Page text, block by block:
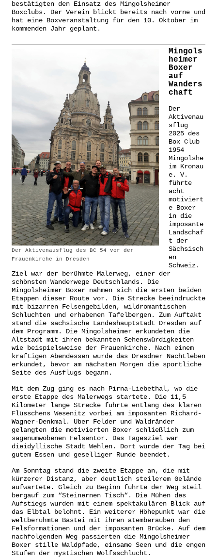
bestätigten den Einsatz des Mingolsheimer
Boxclubs. Der Verein blickt bereits nach vorne und
hat eine Boxveranstaltung für den 10. Oktober im
kommenden Jahr geplant.
Der Aktivenausflug des BC 54 vor der
Frauenkirche in Dresden
Mingols
heimer
Boxer
auf
Wanders
chaft
Der
Aktivenau
sflug
2025 des
Box Club
1954
Mingolshe
im Kronau
e. V.
führte
acht
motiviert
e Boxer
in die
imposante
Landschaf
t der
Sächsisch
en
Schweiz.
Ziel war der berühmte Malerweg, einer der
schönsten Wanderwege Deutschlands. Die
Mingolsheimer Boxer nahmen sich die ersten beiden
Etappen dieser Route vor. Die Strecke beeindruckte
mit bizarren Felsengebilden, wildromantischen
Schluchten und erhabenen Tafelbergen. Zum Auftakt
stand die sächsische Landeshauptstadt Dresden auf
dem Programm. Die Mingolsheimer erkundeten die
Altstadt mit ihren bekannten Sehenswürdigkeiten
wie beispielsweise der Frauenkirche. Nach einem
kräftigen Abendessen wurde das Dresdner Nachtleben
erkundet, bevor am nächsten Morgen die sportliche
Seite des Ausflugs begann.
Mit dem Zug ging es nach Pirna-Liebethal, wo die
erste Etappe des Malerwegs startete. Die 11,5
Kilometer lange Strecke führte entlang des klaren
Flüsschens Wesenitz vorbei am imposanten Richard-
Wagner-Denkmal. Uber Felder und Waldränder
gelangten die motivierten Boxer schließlich zum
sagenumwobenen Felsentor. Das Tagesziel war
dieidyllische Stadt Wehlen. Dort wurde der Tag bei
gutem Essen und geselliger Runde beendet.
Am Sonntag stand die zweite Etappe an, die mit
kürzerer Distanz, aber deutlich steilerem Gelände
aufwartete. Gleich zu Beginn führte der Weg steil
bergauf zum “Steinernen Tisch“. Die Mühen des
Aufstiegs wurden mit einem spektakulären Blick auf
das Elbtal belohnt. Ein weiterer Höhepunkt war die
weltberühmte Bastei mit ihren atemberauben den
Felsformationen und der imposanten Brücke. Auf dem
nachfolgenden Weg passierten die Mingolsheimer
Boxer stille Waldpfade, einsame Seen und die engen
Stufen der mystischen Wolfsschlucht.